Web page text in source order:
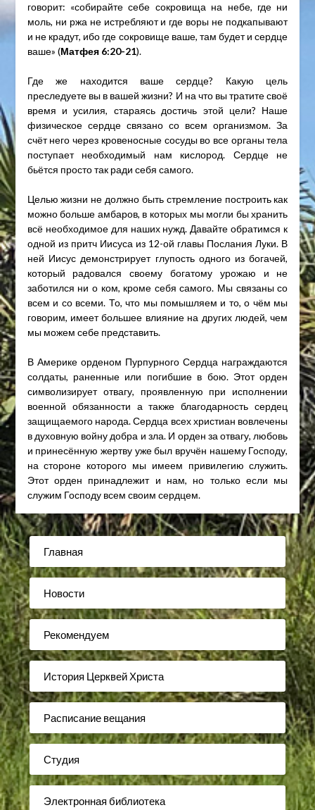
говорит: «собирайте себе сокровища на небе, где ни
моль, ни ржа не истребляют и где воры не подкапывают
и не крадут, ибо где сокровище ваше, там будет и сердце
ваше» (Матфея 6:20-21).
Где же находится ваше сердце? Какую цель
преследуете вы в вашей жизни? И на что вы тратите своё
время и усилия, стараясь достичь этой цели? Наше
физическое сердце связано со всем организмом. За
счёт него через кровеносные сосуды во все органы тела
поступает необходимый нам кислород. Сердце не
бьётся просто так ради себя самого.
Целью жизни не должно быть стремление построить как
можно больше амбаров, в которых мы могли бы хранить
всё необходимое для наших нужд. Давайте обратимся к
одной из притч Иисуса из 12-ой главы Послания Луки. В
ней Иисус демонстрирует глупость одного из богачей,
который радовался своему богатому урожаю и не
заботился ни о ком, кроме себя самого. Мы связаны со
всем и со всеми. То, что мы помышляем и то, о чём мы
говорим, имеет большее влияние на других людей, чем
мы можем себе представить.
В Америке орденом Пурпурного Сердца награждаются
солдаты, раненные или погибшие в бою. Этот орден
символизирует отвагу, проявленную при исполнении
военной обязанности а также благодарность сердец
защищаемого народа. Сердца всех христиан вовлечены
в духовную войну добра и зла. И орден за отвагу, любовь
и принесённую жертву уже был вручён нашему Господу,
на стороне которого мы имеем привилегию служить.
Этот орден принадлежит и нам, но только если мы
служим Господу всем своим сердцем.
Главная
Новости
Рекомендуем
История Церквей Христа
Расписание вещания
Студия
Электронная библиотека